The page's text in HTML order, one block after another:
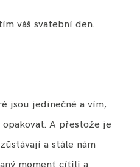
váš svatební den.
jsou jedinečné a vím,
A přestože je
a stále nám
moment cítili a